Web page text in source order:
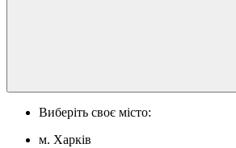
Виберіть своє місто:
м. Харків